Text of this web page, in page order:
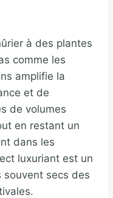
à des plantes
comme les
amplifie la
et de
de volumes
en restant un
dans les
luxuriant est un
souvent secs des